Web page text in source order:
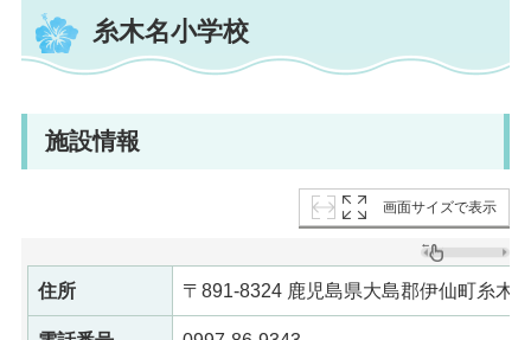
糸木名小学校
施設情報
画面サイズで表示
住所 〒891-8324 鹿児島県大島郡伊仙町糸木